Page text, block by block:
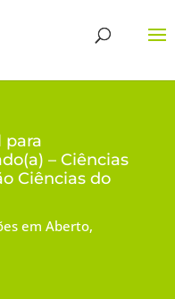
para
– Ciências
Ciências do
em Aberto,